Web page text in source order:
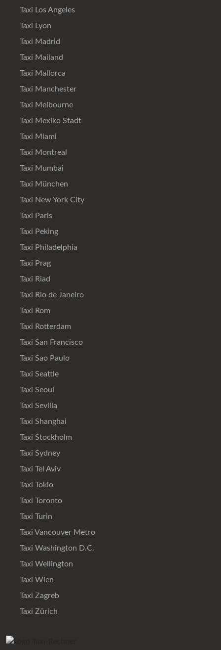
Taxi Los Angeles
Taxi Lyon
Taxi Madrid
Taxi Mailand
Taxi Mallorca
Taxi Manchester
Taxi Melbourne
Taxi Mexiko Stadt
Taxi Miami
Taxi Montreal
Taxi Mumbai
Taxi München
Taxi New York City
Taxi Paris
Taxi Peking
Taxi Philadelphia
Taxi Prag
Taxi Riad
Taxi Rio de Janeiro
Taxi Rom
Taxi Rotterdam
Taxi San Francisco
Taxi Sao Paulo
Taxi Seattle
Taxi Seoul
Taxi Sevilla
Taxi Shanghai
Taxi Stockholm
Taxi Sydney
Taxi Tel Aviv
Taxi Tokio
Taxi Toronto
Taxi Turin
Taxi Vancouver Metro
Taxi Washington D.C.
Taxi Wellington
Taxi Wien
Taxi Zagreb
Taxi Zürich